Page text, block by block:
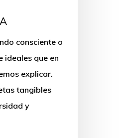
consciente o
ideales que en
explicar.
tangibles
y